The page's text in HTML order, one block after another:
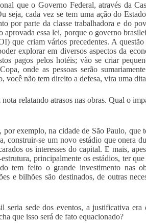
que o Governo Federal, através da
seja, cada vez se tem uma ação do
por parte da classe trabalhadora e do
aprovada essa lei, porque o governo
que criam vários precedentes. A
explorar em diversos aspectos da
pagos pelos hotéis; vão se criar
onde as pessoas serão
você não tem direito a defesa, vira uma
relatando atrasos nas obras. Qual o
exemplo, na cidade de São Paulo, que
construir-se um novo estádio que onera
os interesses do capital. E mais,
principalmente os estádios, ter
tem feito o grande investimento nas
e bilhões são destinados, de outras
sede dos eventos, a justificativa era
que isso será de fato equacionado?